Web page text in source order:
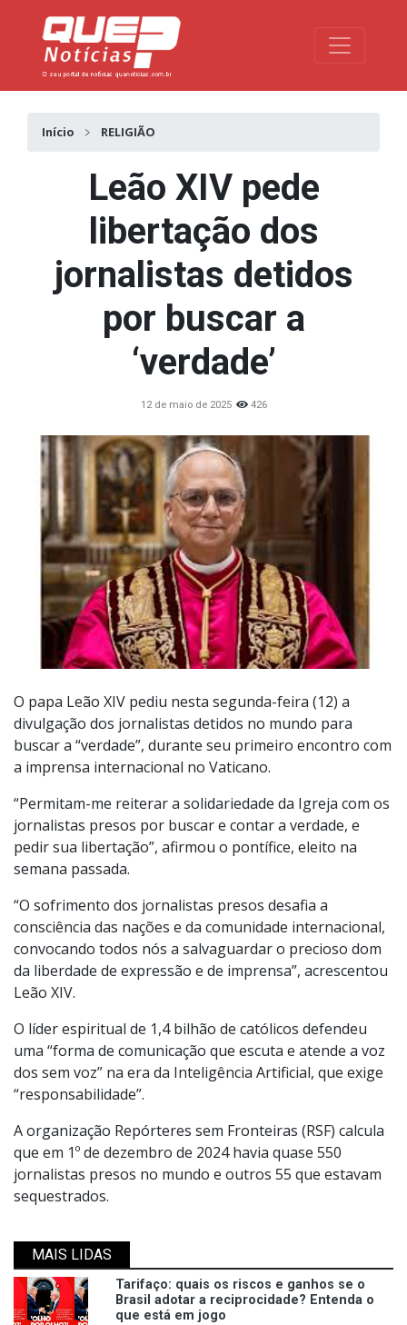
Toggle
Início RELIGIÃO
Leão XIV pede
libertação dos
jornalistas detidos
por buscar a
‘verdade’
12 de maio de 2025 426
O papa Leão XIV pediu nesta segunda-feira (12) a
divulgação dos jornalistas detidos no mundo para
buscar a “verdade”, durante seu primeiro encontro com
a imprensa internacional no Vaticano.
“Permitam-me reiterar a solidariedade da Igreja com os
jornalistas presos por buscar e contar a verdade, e
pedir sua libertação”, afirmou o pontífice, eleito na
semana passada.
“O sofrimento dos jornalistas presos desafia a
consciência das nações e da comunidade internacional,
convocando todos nós a salvaguardar o precioso dom
da liberdade de expressão e de imprensa”, acrescentou
Leão XIV.
O líder espiritual de 1,4 bilhão de católicos defendeu
uma “forma de comunicação que escuta e atende a voz
dos sem voz” na era da Inteligência Artificial, que exige
“responsabilidade”.
A organização Repórteres sem Fronteiras (RSF) calcula
que em 1º de dezembro de 2024 havia quase 550
jornalistas presos no mundo e outros 55 que estavam
sequestrados.
MAIS LIDAS
Tarifaço: quais os riscos e ganhos se o
Brasil adotar a reciprocidade? Entenda o
que está em jogo